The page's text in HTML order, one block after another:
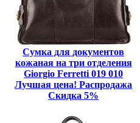
Сумка для документов
кожаная на три отделения
Giorgio Ferretti 019 010
Лучшая цена! Распродажа
Скидка 5%